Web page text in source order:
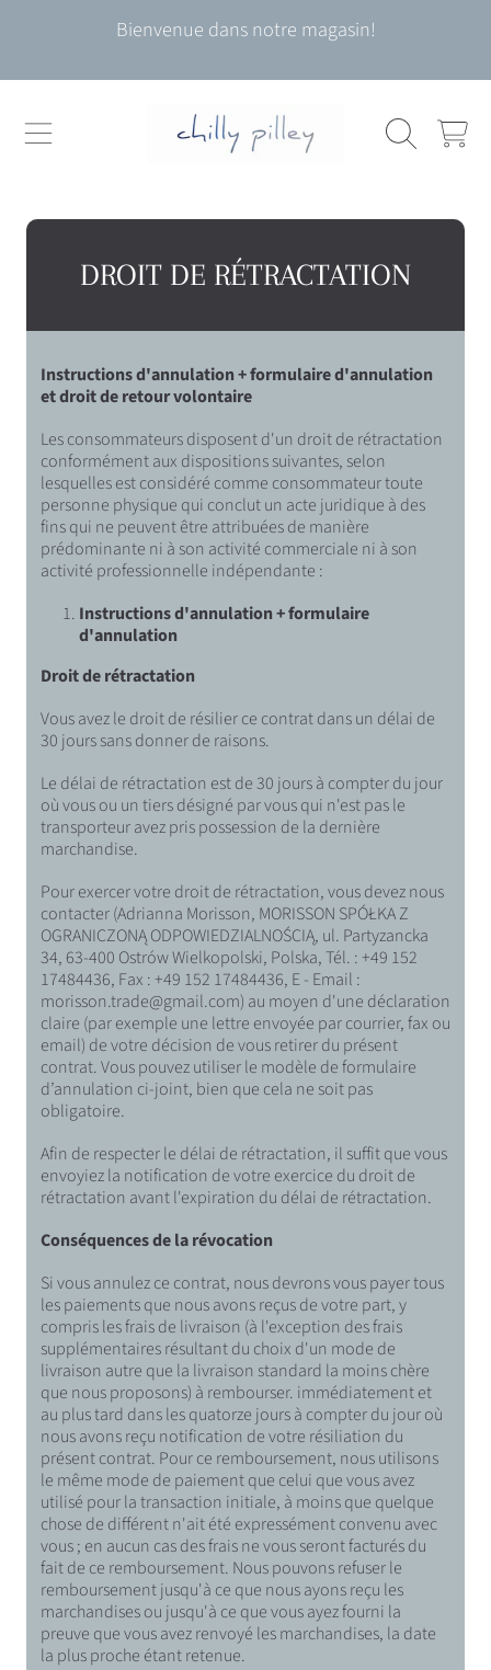
ALLER AU CONTENU
Bienvenue dans notre magasin!
CHARIOT
DROIT DE RÉTRACTATION
Instructions d'annulation + formulaire d'annulation
et droit de retour volontaire
Les consommateurs disposent d'un droit de rétractation
conformément aux dispositions suivantes, selon
lesquelles est considéré comme consommateur toute
personne physique qui conclut un acte juridique à des
fins qui ne peuvent être attribuées de manière
prédominante ni à son activité commerciale ni à son
activité professionnelle indépendante :
Instructions d'annulation + formulaire
d'annulation
Droit de rétractation
Vous avez le droit de résilier ce contrat dans un délai de
30 jours sans donner de raisons.
Le délai de rétractation est de 30 jours à compter du jour
où vous ou un tiers désigné par vous qui n'est pas le
transporteur avez pris possession de la dernière
marchandise.
Pour exercer votre droit de rétractation, vous devez nous
contacter (Adrianna Morisson, MORISSON SPÓŁKA Z
OGRANICZONĄ ODPOWIEDZIALNOŚCIĄ, ul. Partyzancka
34, 63-400 Ostrów Wielkopolski, Polska, Tél. : +49 152
17484436, Fax : +49 152 17484436, E - Email :
morisson.trade@gmail.com) au moyen d'une déclaration
claire (par exemple une lettre envoyée par courrier, fax ou
email) de votre décision de vous retirer du présent
contrat. Vous pouvez utiliser le modèle de formulaire
d’annulation ci-joint, bien que cela ne soit pas
obligatoire.
Afin de respecter le délai de rétractation, il suffit que vous
envoyiez la notification de votre exercice du droit de
rétractation avant l'expiration du délai de rétractation.
Conséquences de la révocation
Si vous annulez ce contrat, nous devrons vous payer tous
les paiements que nous avons reçus de votre part, y
compris les frais de livraison (à l'exception des frais
supplémentaires résultant du choix d'un mode de
livraison autre que la livraison standard la moins chère
que nous proposons) à rembourser. immédiatement et
au plus tard dans les quatorze jours à compter du jour où
nous avons reçu notification de votre résiliation du
présent contrat. Pour ce remboursement, nous utilisons
le même mode de paiement que celui que vous avez
utilisé pour la transaction initiale, à moins que quelque
chose de différent n'ait été expressément convenu avec
vous ; en aucun cas des frais ne vous seront facturés du
fait de ce remboursement. Nous pouvons refuser le
remboursement jusqu'à ce que nous ayons reçu les
marchandises ou jusqu'à ce que vous ayez fourni la
preuve que vous avez renvoyé les marchandises, la date
la plus proche étant retenue.
gauche/droite
naviguer
dans
utilisez
mobile